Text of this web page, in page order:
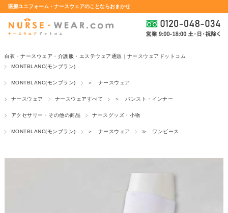
医療ユニフォーム・ナースウェアのことならおまかせ
白衣・ナースウェア・介護服・エステウェア通販｜ナースウェアドットコム
MONTBLANC(モンブラン)
MONTBLANC(モンブラン) ＞ ナースウェア
ナースウェア ナースウェアすべて ＞ パンスト・インナー
アクセサリー・その他の商品 ナースグッズ・小物
MONTBLANC(モンブラン) ＞ ナースウェア ≫ ワンピース